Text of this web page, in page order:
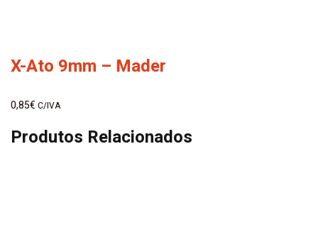
X-Ato 9mm – Mader
0,85€ C/IVA
Produtos Relacionados